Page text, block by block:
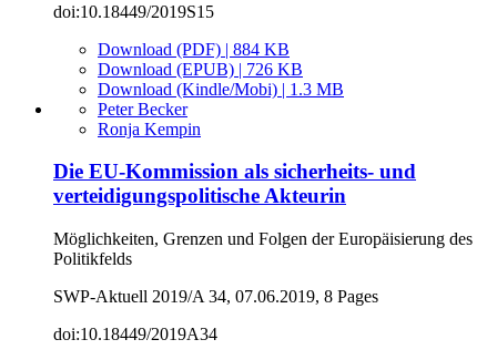
doi:10.18449/2019S15
Download (PDF) | 884 KB
Download (EPUB) | 726 KB
Download (Kindle/Mobi) | 1.3 MB
Peter Becker
Ronja Kempin
Die EU-Kommission als sicherheits- und
verteidigungspolitische Akteurin
Möglichkeiten, Grenzen und Folgen der Europäisierung des
Politikfelds
SWP-Aktuell 2019/A 34, 07.06.2019, 8 Pages
doi:10.18449/2019A34